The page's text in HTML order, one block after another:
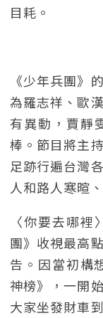
目耗。
《少年兵團》
為羅志祥、歐
有異動，賈靜
棒。節目將主
足跡行遍台灣
人和路人寒暄
〈你要去哪
團》收視最高
告。因當初構
神榜》，一開
大家坐發財車